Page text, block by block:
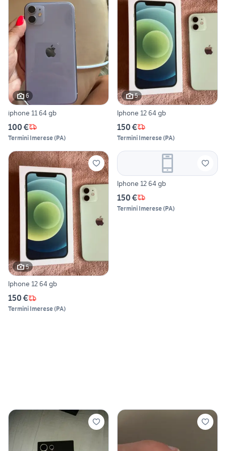
6
iphone 11 64 gb
100 €
Termini Imerese(PA)
5
Iphone 12 64 gb
150 €
Termini Imerese(PA)
5
Iphone 12 64 gb
150 €
Termini Imerese(PA)
Iphone 12 64 gb
150 €
Termini Imerese(PA)